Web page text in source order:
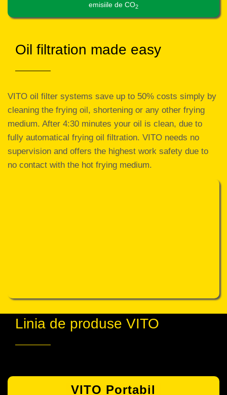
emisiile de CO2
Oil filtration made easy
VITO oil filter systems save up to 50% costs simply by
cleaning the frying oil, shortening or any other frying
medium. After 4:30 minutes your oil is clean, due to
fully automatical frying oil filtration. VITO needs no
supervision and offers the highest work safety due to
no contact with the hot frying medium.
Linia de produse VITO
VITO Portabil